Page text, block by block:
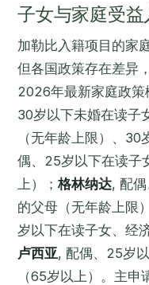
子女与家庭受
加勒比入籍项目的家
但各国政策存在差异
2026年最新家庭政策
30岁以下未婚在读子
（无年龄上限）、30
偶、25岁以下在读子
上）； 格林纳达, 配
的父母（无年龄上限
岁以下在读子女、经
卢西亚, 配偶、25岁
（65岁以上）。主